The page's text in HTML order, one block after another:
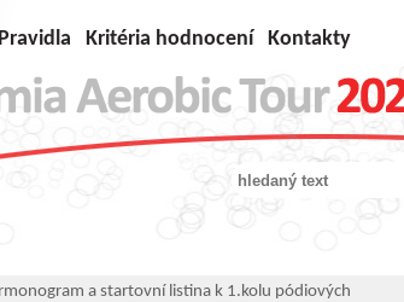
Pravidla Kritéria hodnocení Kontakty
a startovní listina k 1.kolu pódiových